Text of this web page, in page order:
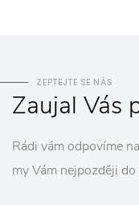
ZEPTEJTE SE NÁS
Zaujal Vás
Rádi vám odpovíme
my Vám nejpozději